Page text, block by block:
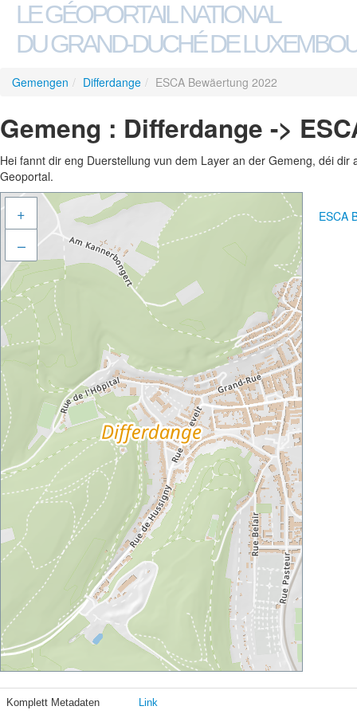
LE GÉOPORTAIL NATIONAL
DU GRAND-DUCHÉ DE
Gemengen / Differdange / ESCA Bewäertung 2022
Gemeng : Differdange ->
Hei fannt dir eng Duerstellung vun dem Layer an der Gemeng, déi
Geoportal.
+
–
ESCA
Komplett Metadaten Link